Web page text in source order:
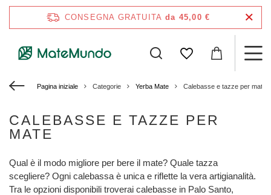
CONSEGNA GRATUITA da 45,00 €
Pagina iniziale Categorie Yerba Mate Calebasse e tazze per mate
CALEBASSE E TAZZE PER
MATE
Qual è il modo migliore per bere il mate? Quale tazza
scegliere? Ogni calebassa è unica e riflette la vera artigianalità.
Tra le opzioni disponibili troverai calebasse in Palo Santo,